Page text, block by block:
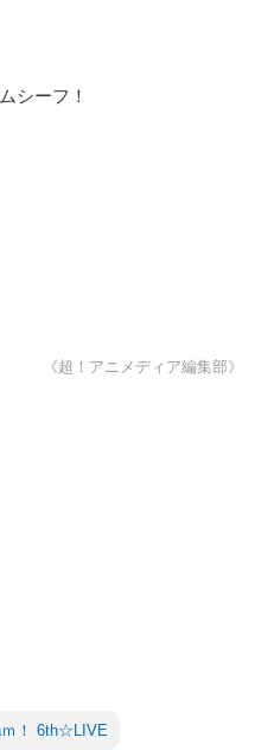
シーフ！
《超！アニメディア編集部》
ｍ！ 6th☆LIVE